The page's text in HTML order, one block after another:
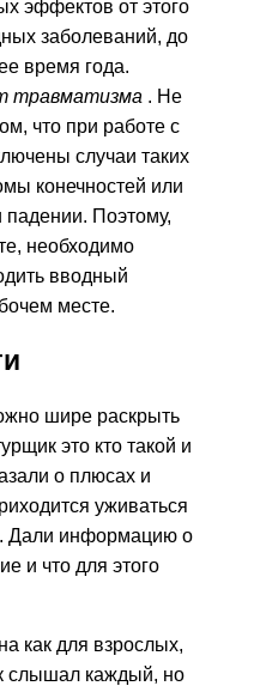
эффектов от этого
заболеваний, до
время года.
травматизма . Не
что при работе с
случаи таких
конечностей или
падении. Поэтому,
необходимо
вводный
месте.
шире раскрыть
это кто такой и
о плюсах и
уживаться
Дали информацию о
и что для этого
как для взрослых,
слышал каждый, но